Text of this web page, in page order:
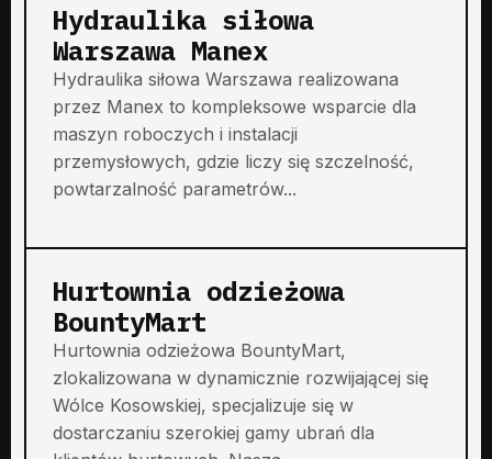
Hydraulika siłowa
Warszawa Manex
Hydraulika siłowa Warszawa realizowana
przez Manex to kompleksowe wsparcie dla
maszyn roboczych i instalacji
przemysłowych, gdzie liczy się szczelność,
powtarzalność parametrów...
Hurtownia odzieżowa
BountyMart
Hurtownia odzieżowa BountyMart,
zlokalizowana w dynamicznie rozwijającej się
Wólce Kosowskiej, specjalizuje się w
dostarczaniu szerokiej gamy ubrań dla